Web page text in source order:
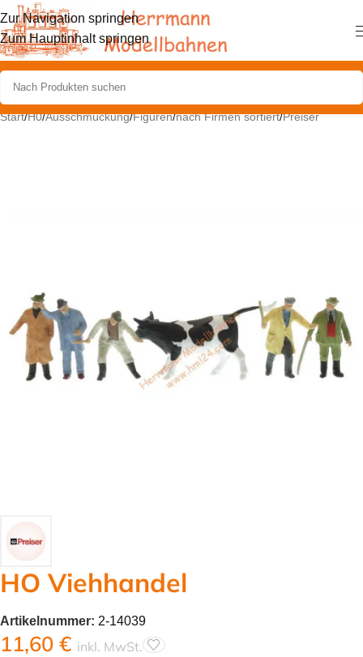
Zur Navigation springen
Zum Hauptinhalt springen
Start/H0/Ausschmückung/Figuren/nach Firmen sortiert/Preiser
HO Viehhandel
Artikelnummer: 2-14039
11,60 € inkl. MwSt.